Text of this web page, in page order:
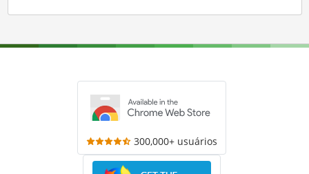
300,000+ usuários